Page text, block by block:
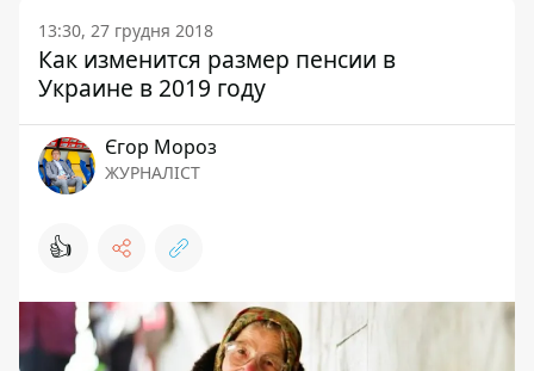
13:30, 27 грудня 2018
Как изменится размер пенсии в
Украине в 2019 году
Єгор Мороз
ЖУРНАЛІСТ
👍